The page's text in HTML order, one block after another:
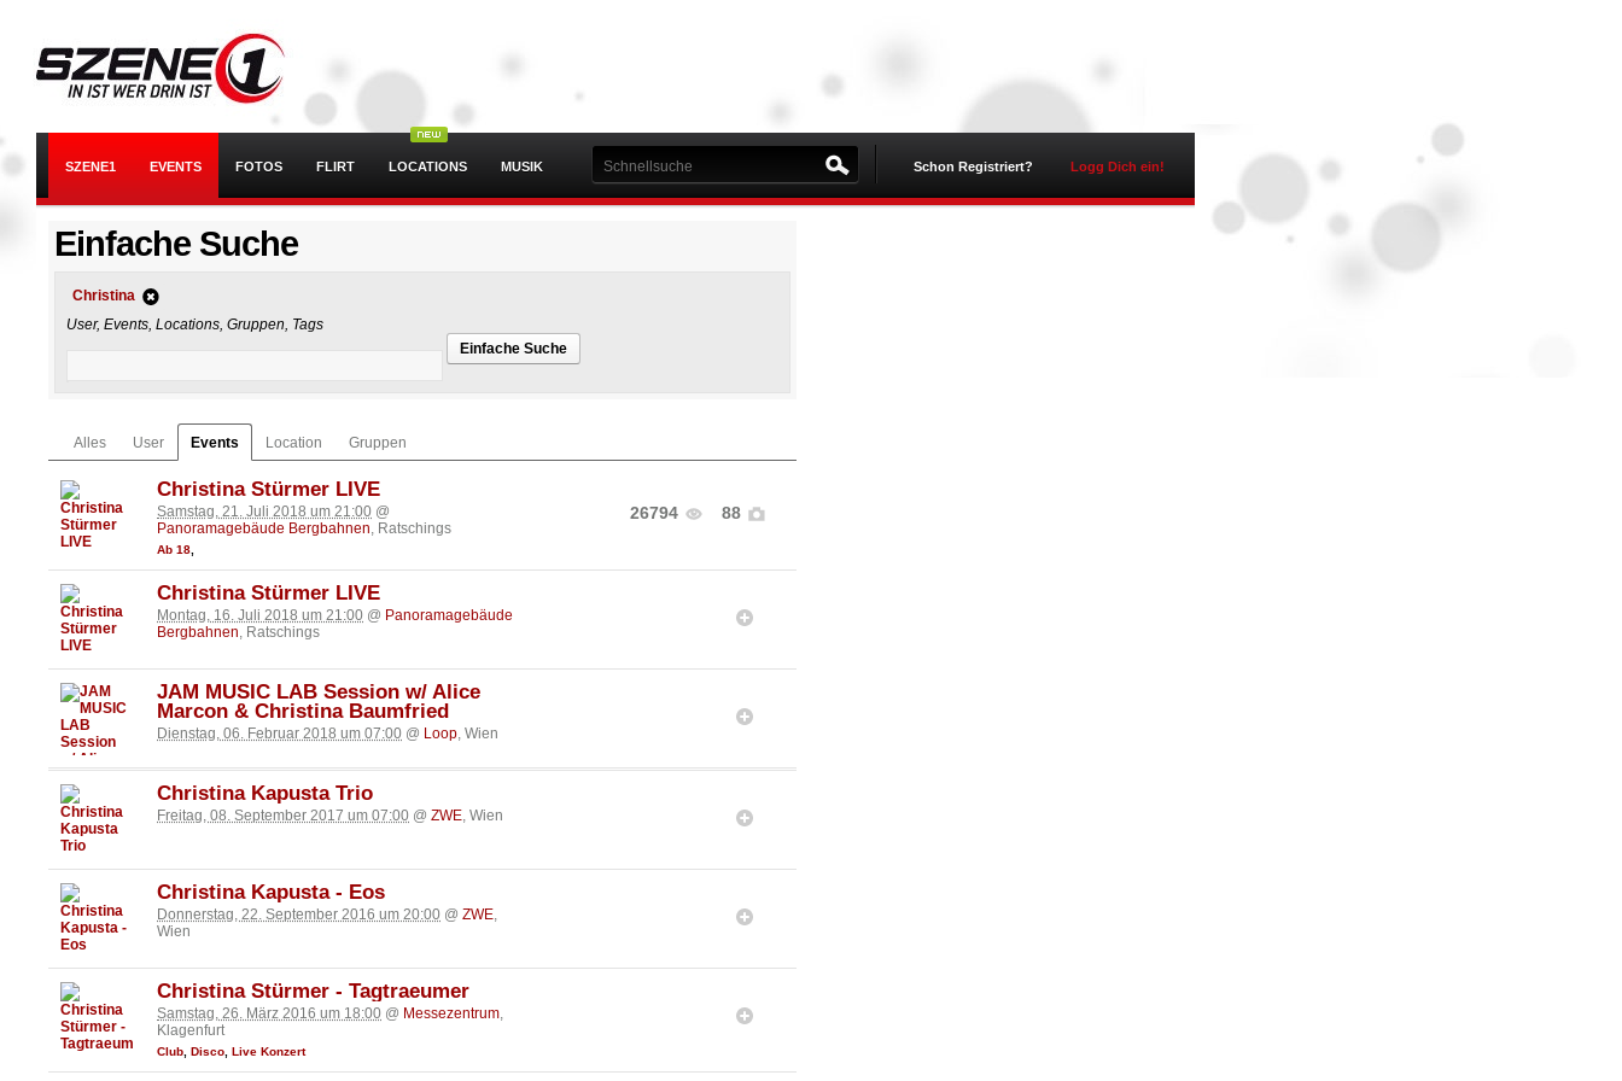
SZENE1 EVENTS FOTOS FLIRT LOCATIONS MUSIK Schon Registriert? Logg Dich ein!
Einfache Suche
Christina
User, Events, Locations, Gruppen, Tags
Einfache Suche
Alles User Events Location Gruppen
26794 88
Christina Stürmer LIVE
Samstag, 21. Juli 2018 um 21:00 @
Panoramagebäude Bergbahnen, Ratschings
Ab 18
Christina Stürmer LIVE
Montag, 16. Juli 2018 um 21:00 @ Panoramagebäude
Bergbahnen, Ratschings
JAM MUSIC LAB Session w/ Alice
Marcon & Christina Baumfried
Dienstag, 06. Februar 2018 um 07:00 @ Loop, Wien
Christina Kapusta Trio
Freitag, 08. September 2017 um 07:00 @ ZWE, Wien
Christina Kapusta - Eos
Donnerstag, 22. September 2016 um 20:00 @ ZWE,
Wien
Christina Stürmer - Tagtraeumer
Samstag, 26. März 2016 um 18:00 @ Messezentrum,
Klagenfurt
Club, Disco, Live Konzert